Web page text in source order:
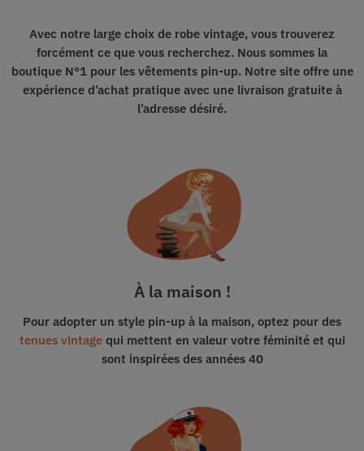
Avec notre large choix de robe vintage, vous trouverez
forcément ce que vous recherchez. Nous sommes la
boutique N°1pour les vêtements pin-up.Notre site offre une
expérience d’achat pratique avec une livraison gratuiteà
l’adresse désiré.
À la maison !
Pour adopter un style pin-up à la maison, optez pour des
tenues vintagequi mettent en valeur votre féminité et qui
sont inspirées des années 40